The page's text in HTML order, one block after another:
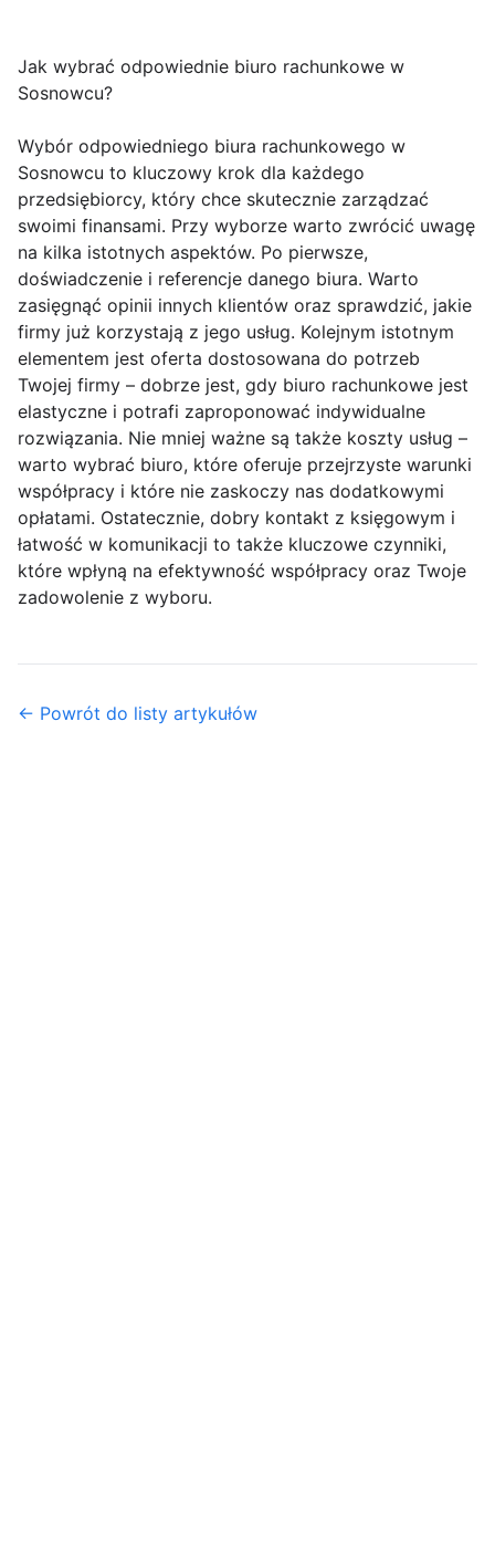
Jak wybrać odpowiednie biuro rachunkowe w
Sosnowcu?
Wybór odpowiedniego biura rachunkowego w
Sosnowcu to kluczowy krok dla każdego
przedsiębiorcy, który chce skutecznie zarządzać
swoimi finansami. Przy wyborze warto zwrócić uwagę
na kilka istotnych aspektów. Po pierwsze,
doświadczenie i referencje danego biura. Warto
zasięgnąć opinii innych klientów oraz sprawdzić, jakie
firmy już korzystają z jego usług. Kolejnym istotnym
elementem jest oferta dostosowana do potrzeb
Twojej firmy – dobrze jest, gdy biuro rachunkowe jest
elastyczne i potrafi zaproponować indywidualne
rozwiązania. Nie mniej ważne są także koszty usług –
warto wybrać biuro, które oferuje przejrzyste warunki
współpracy i które nie zaskoczy nas dodatkowymi
opłatami. Ostatecznie, dobry kontakt z księgowym i
łatwość w komunikacji to także kluczowe czynniki,
które wpłyną na efektywność współpracy oraz Twoje
zadowolenie z wyboru.
← Powrót do listy artykułów